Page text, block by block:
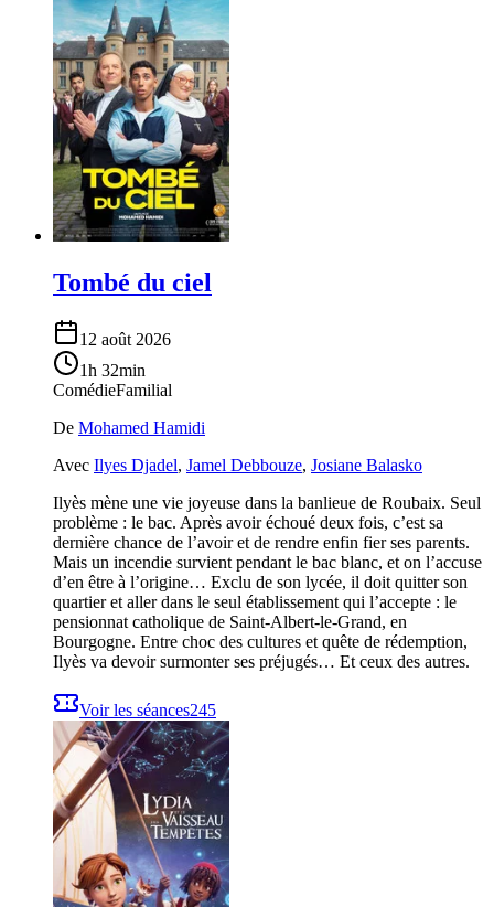
Tombé du ciel
12 août 2026
1h 32min
ComédieFamilial
De Mohamed Hamidi
Avec Ilyes Djadel, Jamel Debbouze, Josiane Balasko
Ilyès mène une vie joyeuse dans la banlieue de Roubaix. Seul
problème : le bac. Après avoir échoué deux fois, c’est sa
dernière chance de l’avoir et de rendre enfin fier ses parents.
Mais un incendie survient pendant le bac blanc, et on l’accuse
d’en être à l’origine… Exclu de son lycée, il doit quitter son
quartier et aller dans le seul établissement qui l’accepte : le
pensionnat catholique de Saint-Albert-le-Grand, en
Bourgogne. Entre choc des cultures et quête de rédemption,
Ilyès va devoir surmonter ses préjugés… Et ceux des autres.
Voir les séances245